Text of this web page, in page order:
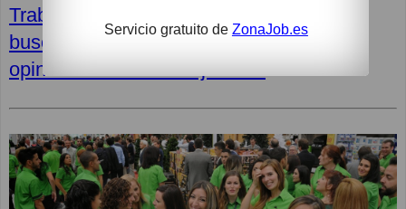
Servicio gratuito de ZonaJob.es
Trabajos en Hoteles Iberostar: Dónde
buscar, cómo presentar tu candidatura y
opiniones de los trabajadores